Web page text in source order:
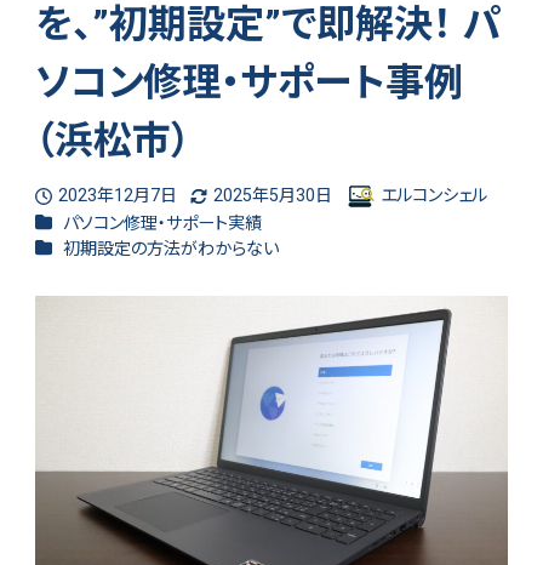
を、”初期設定”で即解決！ パ
ソコン修理・サポート事例
（浜松市）
投稿日
2023年12月7日
更新日
2025年5月30日
著
エルコンシェル
カテゴリー
パソコン修理・サポート実績
カテゴリー
初期設定の方法がわからない